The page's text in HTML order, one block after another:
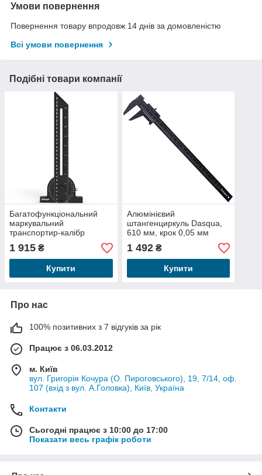
Умови повернення
Повернення товару впродовж 14 днів за домовленістю
Всі умови повернення
Подібні товари компанії
Багатофункціональний
маркувальний
транспортир-калібр
Dasqua, 300 мм
1 915 ₴
Купити
Алюмінієвий
штангенциркуль Dasqua,
610 мм, крок 0,05 мм
1 492₴
Купити
Про нас
100% позитивних з 7 відгуків за рік
Працює з 06.03.2012
м. Київ
вул. Григорія Кочура (О. Пироговського), 19, 7/14, оф.
107 (вхід з вул. А.Головка), Київ, Україна
Контакти
Сьогодні працює з 10:00 до 17:00
Показати весь графік роботи